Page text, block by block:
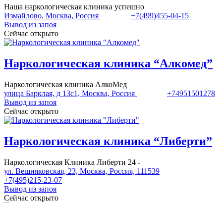
Наша наркологическая клиника успешно
Измайлово, Москва, Россия
+7(499)455-04-15
Вывод из запоя
Сейчас открыто
Наркологическая клиника “Алкомед”
Наркологическая клиника АлкоМед
улица Барклая, д 13с1, Москва, Россия
+74951501278
Вывод из запоя
Сейчас открыто
Наркологическая клиника “Либерти”
Наркологическая Клиника Либерти 24 -
ул. Вешняковская, 23, Москва, Россия, 111539
+7(495)215-23-07
Вывод из запоя
Сейчас открыто